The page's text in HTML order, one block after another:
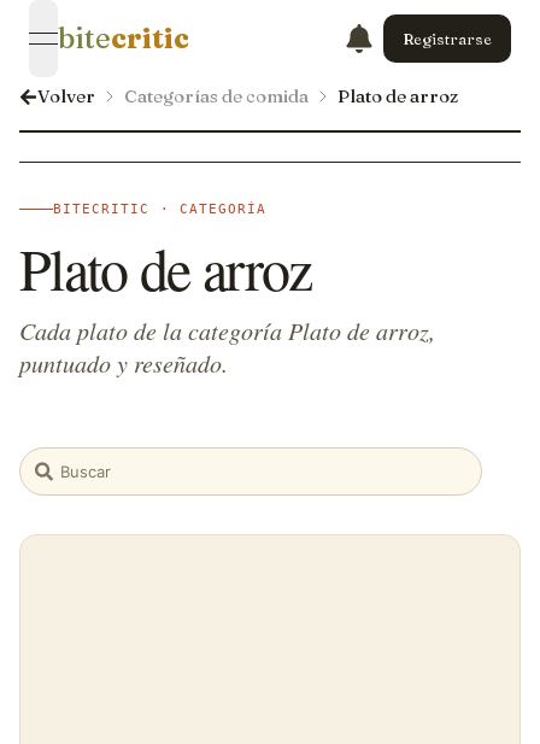
open navigation menu
bitecritic Registrarse
Volver Categorías de comida Plato de arroz
BITECRITIC · CATEGORÍA
Plato de arroz
Cada plato de la categoría Plato de arroz,
puntuado y reseñado.